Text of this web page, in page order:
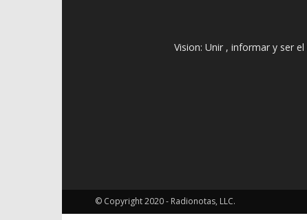
Vision: Unir , informar y ser
© Copyright 2020 - Radionotas, LLC.